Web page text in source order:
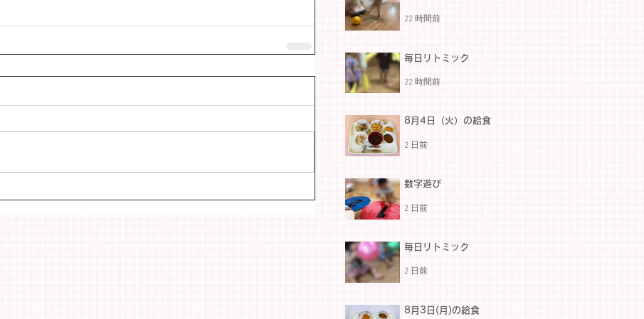
22 時間前
毎日リトミック
22 時間前
8月4日（火）の給食
2 日前
数字遊び
2 日前
毎日リトミック
2 日前
8月3日(月)の給食